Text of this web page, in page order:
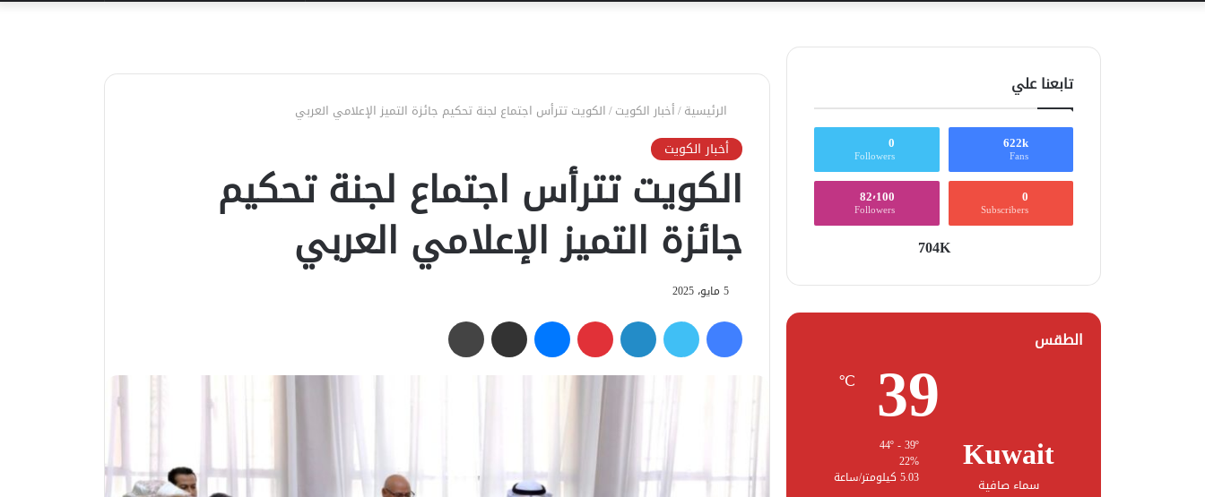
الرئيسية/أخبار الكويت/الكويت تترأس اجتماع لجنة تحكيم جائزة التميز الإعلامي العربي
أخبار الكويت
الكويت تترأس اجتماع لجنة تحكيم
جائزة التميز الإعلامي العربي
5 مايو، 2025
فيسبوك تويتر لينكدإن بينتيريست ماسنجر مشاركة عبر البريد
تابعنا علي
622k
Fans
0
Followers
0
Subscribers
82٬100
Followers
704K
الطقس
Kuwait
سماء صافية
39
℃
44º - 39º
22%
5.03 كيلومتر/ساعة